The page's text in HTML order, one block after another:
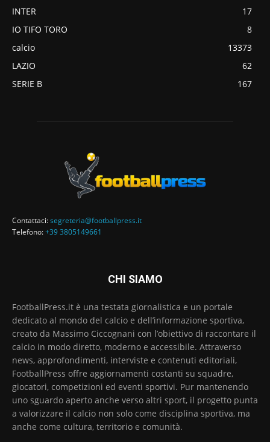
INTER
17
IO TIFO TORO
8
calcio
13373
LAZIO
62
SERIE B
167
Contattaci:segreteria@footballpress.it
Telefono:+39 3805149661
CHI SIAMO
FootballPress.it è una testata giornalistica e un portale
dedicato al mondo del calcio e dell’informazione sportiva,
creato da Massimo Ciccognani con l’obiettivo di raccontare il
calcio in modo diretto, moderno e accessibile. Attraverso
news, approfondimenti, interviste e contenuti editoriali,
FootballPress offre aggiornamenti costanti su squadre,
giocatori, competizioni ed eventi sportivi. Pur mantenendo
uno sguardo aperto anche verso altri sport, il progetto punta
a valorizzare il calcio non solo come disciplina sportiva, ma
anche come cultura, territorio e comunità.